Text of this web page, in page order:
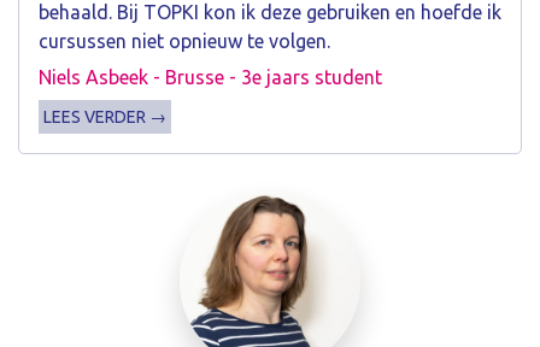
behaald. Bij TOPKI kon ik deze gebruiken en hoefde ik
cursussen niet opnieuw te volgen.
Niels Asbeek - Brusse - 3e jaars student
LEES VERDER →